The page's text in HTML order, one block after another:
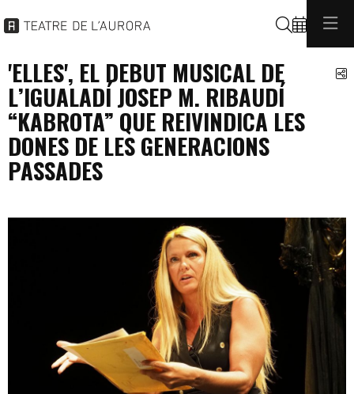
Cerca
'ELLES', EL DEBUT MUSICAL DE
L’IGUALADÍ JOSEP M. RIBAUDÍ
“KABROTA” QUE REIVINDICA LES
DONES DE LES GENERACIONS
PASSADES